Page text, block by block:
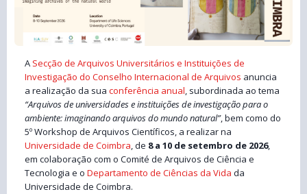
A Secção de Arquivos Universitários e Instituições de
Investigação do Conselho Internacional de Arquivos anuncia
a realização da sua conferência anual, subordinada ao tema
“Arquivos de universidades e instituições de investigação para o
ambiente: imaginando arquivos do mundo natural”, bem como do
5º Workshop de Arquivos Científicos, a realizar na
Universidade de Coimbra, de 8 a 10 de setembro de 2026,
em colaboração com o Comité de Arquivos de Ciência e
Tecnologia e o Departamento de Ciências da Vida da
Universidade de Coimbra.